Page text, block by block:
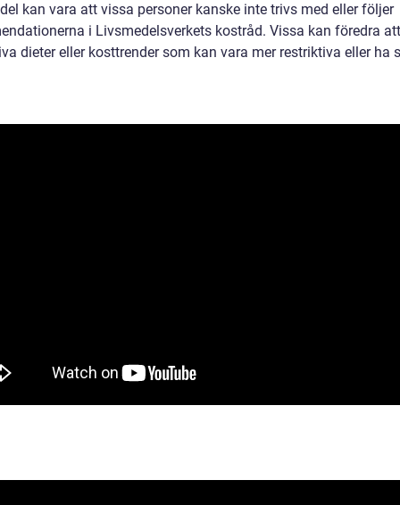
kan vara att vissa personer kanske inte trivs med eller följer
i Livsmedelsverkets kostråd. Vissa kan föredra
dieter eller kosttrender som kan vara mer restriktiva eller ha